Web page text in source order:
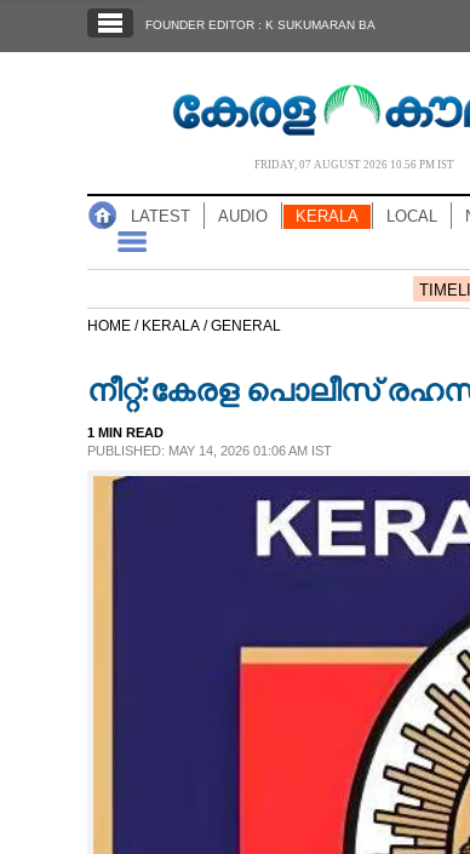
NOTIFIED NEWS
CASE DIARY
FOUNDER EDITOR : K SUKUMARAN BA
FRIDAY, 07 AUGUST 2026 10.56 PM IST
LATEST AUDIO KERALA LOCAL
HOME / KERALA /GENERAL
നീറ്റ്:കേരള പൊലീസ്
1 MIN READ
PUBLISHED: MAY 14, 2026 01:06 AM IST